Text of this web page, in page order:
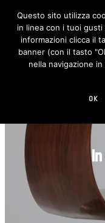
Questo sito utilizza
in linea con i tuoi
informazioni clicca il
banner (con il tasto
nella navigazione
OK